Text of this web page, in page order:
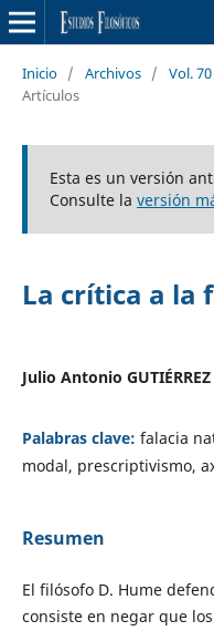
Inicio / Archivos / Vol.
Artículos
Esta es un versión
Consulte la versión
La crítica a la
Julio Antonio GUTIÉRREZ
Palabras clave: falacia
modal, prescriptivismo,
Resumen
El filósofo D. Hume
consiste en negar que